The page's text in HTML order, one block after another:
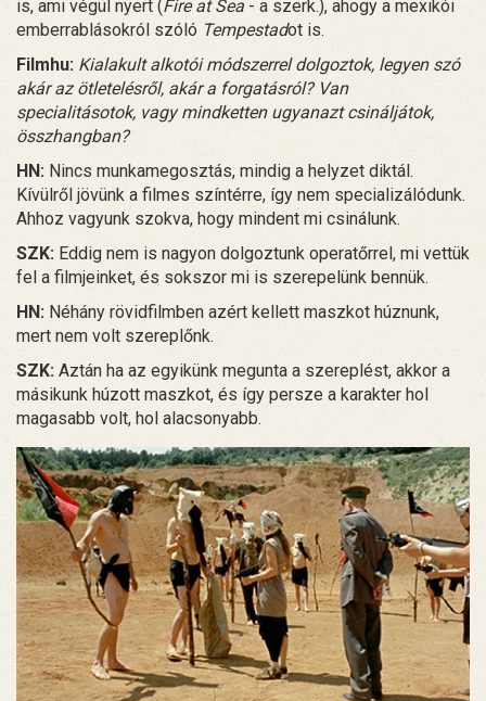
is, ami végül nyert (Fire at Sea - a szerk.), ahogy a mexikói
emberrablásokról szóló Tempestadot is.
Filmhu: Kialakult alkotói módszerrel dolgoztok, legyen szó
akár az ötletelésről, akár a forgatásról? Van
specialitásotok, vagy mindketten ugyanazt csináljátok,
összhangban?
HN: Nincs munkamegosztás, mindig a helyzet diktál.
Kívülről jövünk a filmes színtérre, így nem specializálódunk.
Ahhoz vagyunk szokva, hogy mindent mi csinálunk.
SZK: Eddig nem is nagyon dolgoztunk operatőrrel, mi vettük
fel a filmjeinket, és sokszor mi is szerepelünk bennük.
HN: Néhány rövidfilmben azért kellett maszkot húznunk,
mert nem volt szereplőnk.
SZK: Aztán ha az egyikünk megunta a szereplést, akkor a
másikunk húzott maszkot, és így persze a karakter hol
magasabb volt, hol alacsonyabb.